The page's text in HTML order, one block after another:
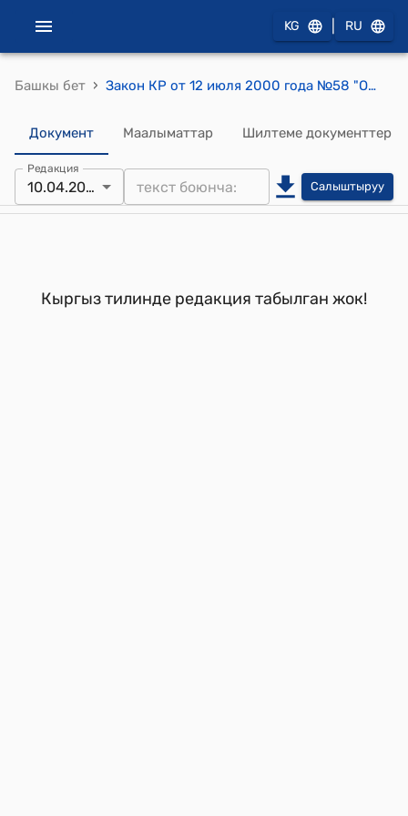
KG RU
Башкы бет › Закон КР от 12 июля 2000 года №58 "Об утверждении перечня учреждений начального профессионального образования"
Документ Маалыматтар Шилтеме документтер
Редакция
10.04.2012 Салыштыруу
Кыргыз тилинде редакция табылган жок!